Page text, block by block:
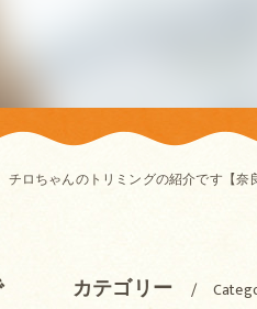
ロちゃんのトリミングの紹介です【奈
カテゴリー